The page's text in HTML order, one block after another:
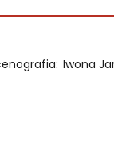
Iwona